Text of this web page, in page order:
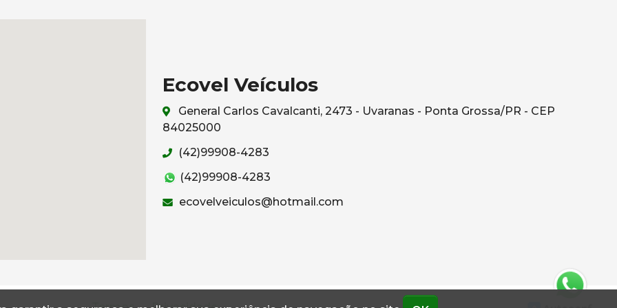
Ecovel Veículos
General Carlos Cavalcanti, 2473 - Uvaranas - Ponta Grossa/PR - CEP
84025000
(42)99908-4283
(42)99908-4283
ecovelveiculos@hotmail.com